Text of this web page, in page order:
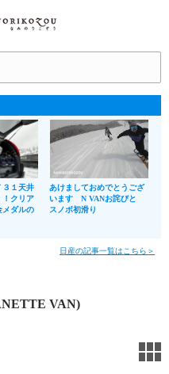
３１天井
！クリア
メダルの
あけましておめでとうござ
います N VANお詫びと
スノボ初滑り
日産の記事一覧はこちら＞
VAN)